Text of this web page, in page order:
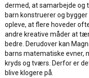
dermed, at samarbejde og
barn konstruerer og
opleve, at flere hoveder
andre kreative måder at
bedre. Derudover kan
barns matematiske evner,
kryds og tværs. Derfor er
blive klogere på.